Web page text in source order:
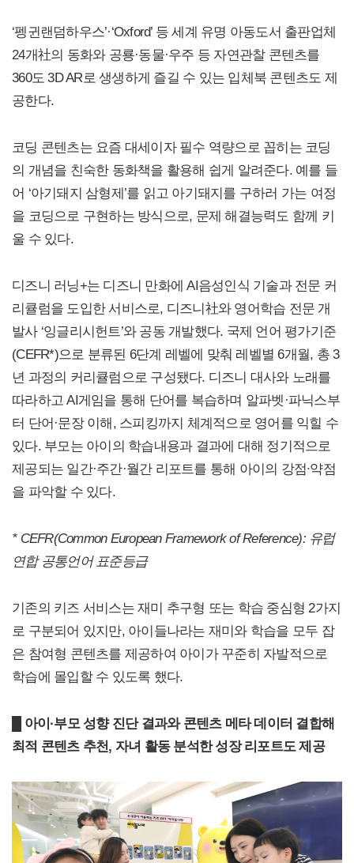
‘펭귄랜덤하우스’·‘Oxford’ 등 세계 유명 아동도서 출판업체
24개社의 동화와 공룡·동물·우주 등 자연관찰 콘텐츠를
360도 3D AR로 생생하게 즐길 수 있는 입체북 콘텐츠도 제
공한다.
코딩 콘텐츠는 요즘 대세이자 필수 역량으로 꼽히는 코딩
의 개념을 친숙한 동화책을 활용해 쉽게 알려준다. 예를 들
어 ‘아기돼지 삼형제’를 읽고 아기돼지를 구하러 가는 여정
을 코딩으로 구현하는 방식으로, 문제 해결능력도 함께 키
울 수 있다.
디즈니 러닝+는 디즈니 만화에 AI음성인식 기술과 전문 커
리큘럼을 도입한 서비스로, 디즈니社와 영어학습 전문 개
발사 ‘잉글리시헌트’와 공동 개발했다. 국제 언어 평가기준
(CEFR*)으로 분류된 6단계 레벨에 맞춰 레벨별 6개월, 총 3
년 과정의 커리큘럼으로 구성됐다. 디즈니 대사와 노래를
따라하고 AI게임을 통해 단어를 복습하며 알파벳·파닉스부
터 단어·문장 이해, 스피킹까지 체계적으로 영어를 익힐 수
있다. 부모는 아이의 학습내용과 결과에 대해 정기적으로
제공되는 일간·주간·월간 리포트를 통해 아이의 강점∙약점
을 파악할 수 있다.
* CEFR(Common European Framework of Reference): 유럽
연합 공통언어 표준등급
기존의 키즈 서비스는 재미 추구형 또는 학습 중심형 2가지
로 구분되어 있지만, 아이들나라는 재미와 학습을 모두 잡
은 참여형 콘텐츠를 제공하여 아이가 꾸준히 자발적으로
학습에 몰입할 수 있도록 했다.
아이·부모 성향 진단 결과와 콘텐츠 메타 데이터 결합해
최적 콘텐츠 추천, 자녀 활동 분석한 성장 리포트도 제공